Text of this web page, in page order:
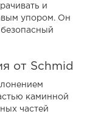
и
упором. Он
от Schmid
каминной
частей